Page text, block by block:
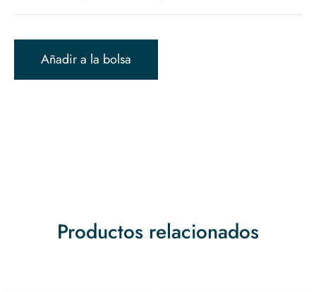
Añadir a la bolsa
Productos relacionados